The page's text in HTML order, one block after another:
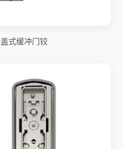
式缓冲门铰